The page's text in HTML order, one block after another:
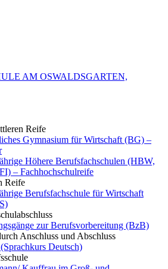
Reife
Gymnasium für Wirtschaft (BG) –
Höhere Berufsfachschulen (HBW,
– Fachhochschulreife
Reife
Berufsfachschule für Wirtschaft
zur Berufsvorbereitung (BzB)
Anschluss und Abschluss
Deutsch)